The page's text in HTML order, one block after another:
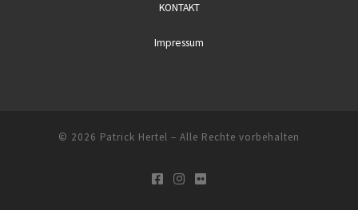
KONTAKT
Impressum
© 2026 Patrick Hertel – Alle Rechte vorbehalten